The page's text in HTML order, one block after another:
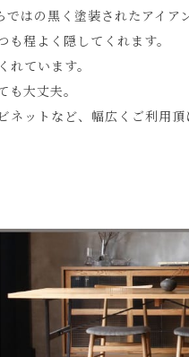
はの黒く塗装されたアイ
程よく隠してくれます。
ています。
大丈夫。
ットなど、幅広くご利用頂